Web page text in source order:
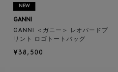
NEW
GANNI
GANNI ＜ガニー＞ レオパードプ
リント ロゴトートバッグ
¥38,500